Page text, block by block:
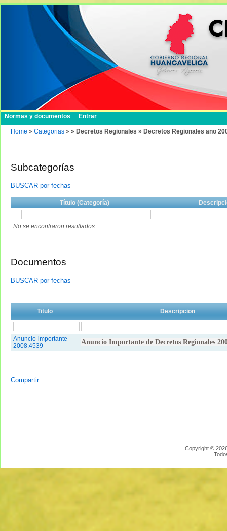
Normas y documentos Entrar
Home » Categorias » » Decretos Regionales » Decretos Regionales ano
Subcategorías
BUSCAR por fechas
Título (Categoría)
No se encontraron resultados.
Documentos
BUSCAR por fechas
Titulo Descripcion
Anuncio-importante-
2008.4539
Anuncio Importante de Decretos Regionales
Compartir
Copyright ©